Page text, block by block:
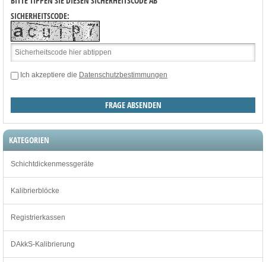
SICHERHEITSCODE:
Ich akzeptiere die Datenschutzbestimmungen
KATEGORIEN
Schichtdickenmessgeräte
Kalibrierblöcke
Registrierkassen
DAkkS-Kalibrierung